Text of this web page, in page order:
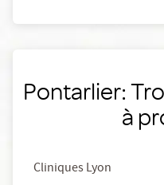
Pontarlier:
à
Cliniques Lyon